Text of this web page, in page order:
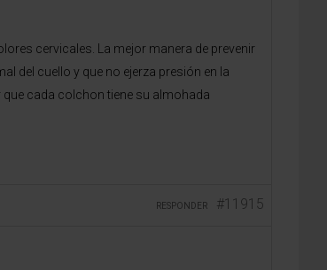
cervicales. La mejor manera de prevenir
del cuello y que no ejerza presión en la
cada colchon tiene su almohada
#11915
RESPONDER